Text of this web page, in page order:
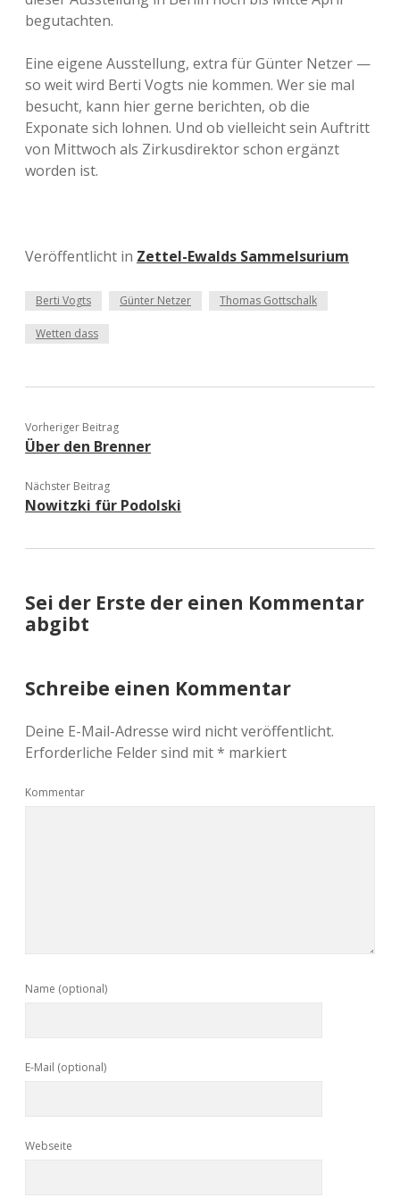
begutachten.
Eine eigene Ausstellung, extra für Günter Netzer —
so weit wird Berti Vogts nie kommen. Wer sie mal
besucht, kann hier gerne berichten, ob die
Exponate sich lohnen. Und ob vielleicht sein Auftritt
von Mittwoch als Zirkusdirektor schon ergänzt
worden ist.
Veröffentlicht in Zettel-Ewalds Sammelsurium
Berti Vogts Günter Netzer Thomas Gottschalk
Wetten dass
Vorheriger Beitrag
Über den Brenner
Nächster Beitrag
Nowitzki für Podolski
Sei der Erste der einen Kommentar
abgibt
Schreibe einen Kommentar
Deine E-Mail-Adresse wird nicht veröffentlicht.
Erforderliche Felder sind mit* markiert
Kommentar
Name (optional)
E-Mail (optional)
Webseite